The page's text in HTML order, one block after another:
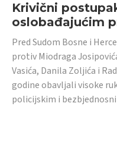
Krivični
oslobađajućim
Pred Sudom Bosne i
protiv Miodraga
Vasića, Danila Zoljića i
godine obavljali visoke
policijskim i